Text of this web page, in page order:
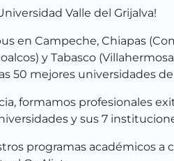
Valle del Grijalva!
en Campeche, Chiapas
y Tabasco
50 mejores universidades
formamos profesionales
y sus 7
programas académicos a